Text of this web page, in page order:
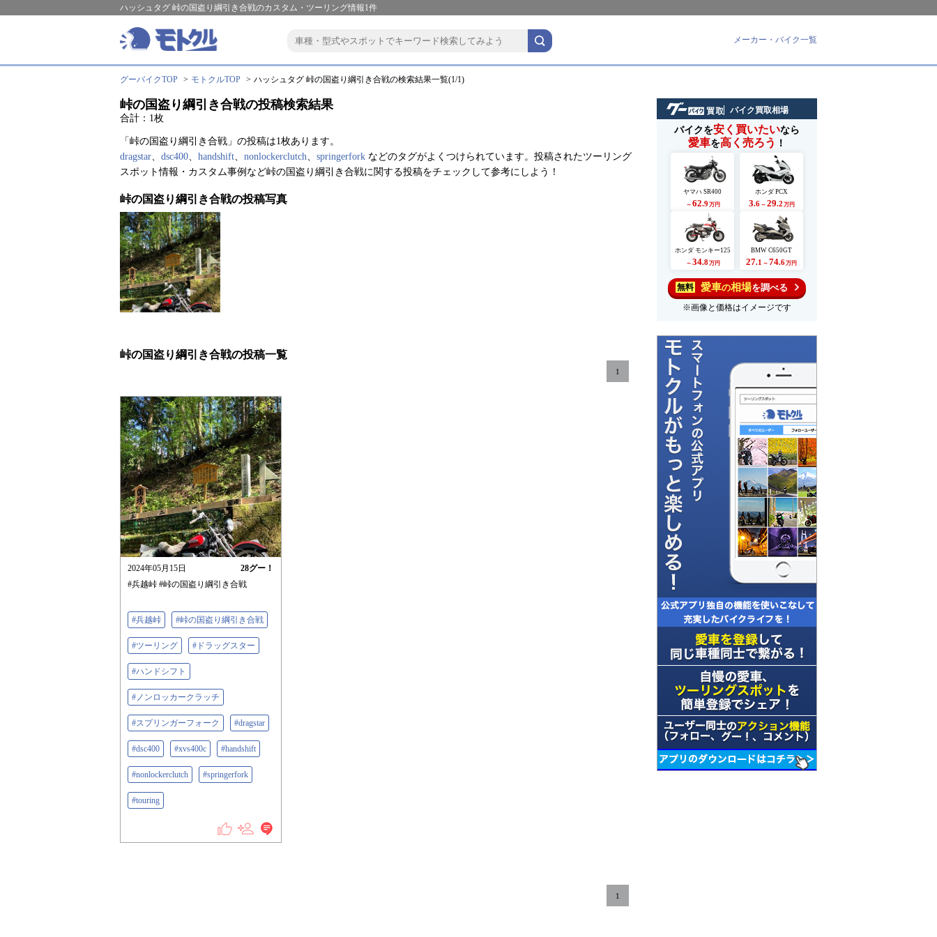
ハッシュタグ 峠の国盗り綱引き合戦のカスタム・ツーリング情報1件
メーカー・バイク一覧
グーバイクTOP モトクルTOP ハッシュタグ 峠の国盗り綱引き合戦の検索結果一覧(1/1)
峠の国盗り綱引き合戦の投稿検索結果
合計：1枚
「峠の国盗り綱引き合戦」の投稿は1枚あります。
dragstar、 dsc400、 handshift、 nonlockerclutch、 springerfork などのタグがよくつけられています。投稿されたツーリング
スポット情報・カスタム事例など峠の国盗り綱引き合戦に関する投稿をチェックして参考にしよう！
峠の国盗り綱引き合戦の投稿写真
峠の国盗り綱引き合戦の投稿一覧
1
2024年05月15日 28グー！
#兵越峠 #峠の国盗り綱引き合戦
#兵越峠 #峠の国盗り綱引き合戦
#ツーリング #ドラッグスター
#ハンドシフト
#ノンロッカークラッチ
#スプリンガーフォーク #dragstar
#dsc400 #xvs400c #handshift
#nonlockerclutch #springerfork
#touring
1
バイク買取相場
バイクを安く買いたいなら
愛車を高く売ろう ！
ヤマハ SR400
～ 62.9 万円
ホンダ PCX
3.6 ～ 29.2 万円
ホンダ モンキー125
～ 34.8万円
BMW C650GT
27.1 ～ 74.6万円
無料 愛車の相場を調べる
※画像と価格はイメージです